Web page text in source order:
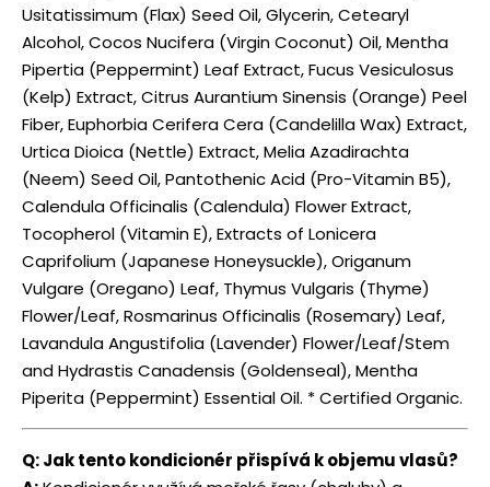
Usitatissimum (Flax) Seed Oil, Glycerin, Cetearyl
Alcohol, Cocos Nucifera (Virgin Coconut) Oil, Mentha
Pipertia (Peppermint) Leaf Extract, Fucus Vesiculosus
(Kelp) Extract, Citrus Aurantium Sinensis (Orange) Peel
Fiber, Euphorbia Cerifera Cera (Candelilla Wax) Extract,
Urtica Dioica (Nettle) Extract, Melia Azadirachta
(Neem) Seed Oil, Pantothenic Acid (Pro-Vitamin B5),
Calendula Officinalis (Calendula) Flower Extract,
Tocopherol (Vitamin E), Extracts of Lonicera
Caprifolium (Japanese Honeysuckle), Origanum
Vulgare (Oregano) Leaf, Thymus Vulgaris (Thyme)
Flower/Leaf, Rosmarinus Officinalis (Rosemary) Leaf,
Lavandula Angustifolia (Lavender) Flower/Leaf/Stem
and Hydrastis Canadensis (Goldenseal), Mentha
Piperita (Peppermint) Essential Oil. * Certified Organic.
Q: Jak tento kondicionér přispívá k objemu vlasů?